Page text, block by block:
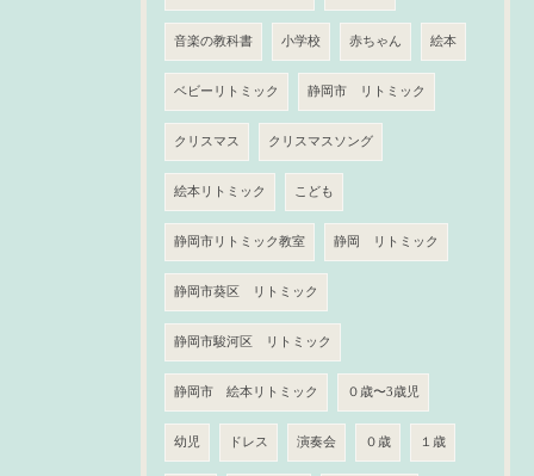
音楽の教科書 小学校 赤ちゃん 絵本
ベビーリトミック 静岡市 リトミック
クリスマス クリスマスソング
絵本リトミック こども
静岡市リトミック教室 静岡 リトミック
静岡市葵区 リトミック
静岡市駿河区 リトミック
静岡市 絵本リトミック ０歳〜3歳児
幼児 ドレス 演奏会 ０歳 １歳